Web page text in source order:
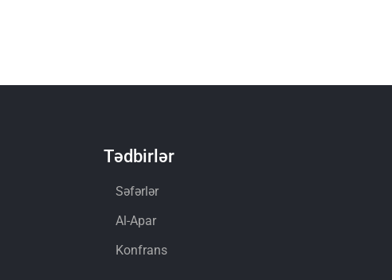
Tədbirlər
Səfərlər
Al-Apar
Konfrans